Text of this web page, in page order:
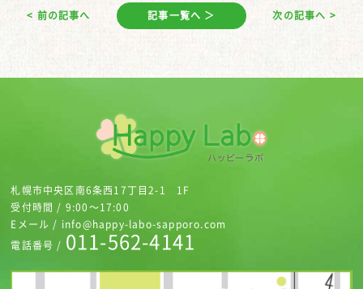
< 前の記事へ 記事一覧へ ＞ 次の記事へ >
札幌市中央区南6条西17丁目2-1 1F
受付時間 / 9:00～17:00
Eメール / info@happy-labo-sapporo.com
電話番号 / 011-562-4141